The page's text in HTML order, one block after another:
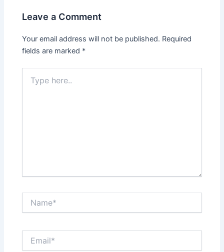
Leave a Comment
Your email address will not be published. Required
fields are marked *
here..